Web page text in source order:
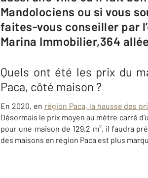
Mandolociens ou si vous
faites-vous conseiller par
Marina Immobilier,364
Quels ont été les prix du
Paca, côté maison ?
En 2020, en région Paca, la hausse des
Désormais le prix moyen au mètre carré
pour une maison de 129,2 m², il faudra
des maisons en région Paca est plus